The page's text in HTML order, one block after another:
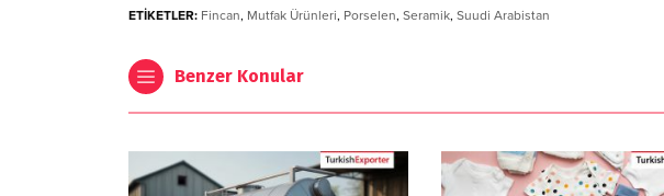
ETİKETLER: Fincan, Mutfak Ürünleri, Porselen, Seramik, Suudi Arabistan
Benzer Konular